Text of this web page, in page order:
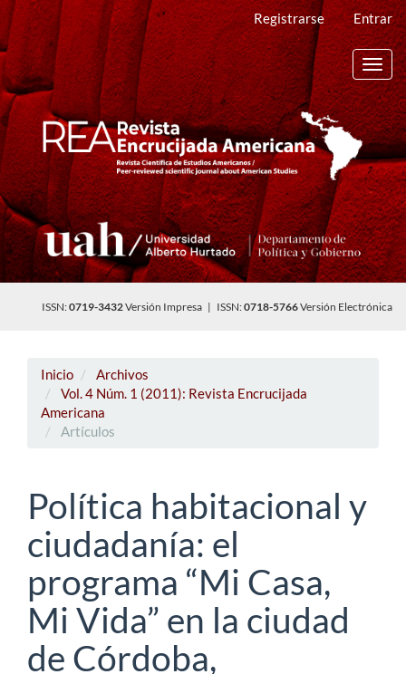
Navegación
principal
Contenido
principal
Barra
lateral
Registrarse Entrar
ISSN:0719-3432Versión Impresa | ISSN:0718-5766Versión Electrónica
Inicio
Archivos
Vol. 4 Núm. 1 (2011): Revista Encrucijada
Americana
Artículos
Política habitacional y
ciudadanía: el
programa “Mi Casa,
Mi Vida” en la ciudad
de Córdoba,